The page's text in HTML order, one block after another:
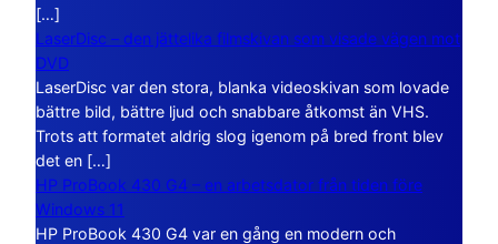
[…]
LaserDisc – den jättelika filmskivan som visade vägen mot
DVD
LaserDisc var den stora, blanka videoskivan som lovade
bättre bild, bättre ljud och snabbare åtkomst än VHS.
Trots att formatet aldrig slog igenom på bred front blev
det en […]
HP ProBook 430 G4 – en arbetsdator från tiden före
Windows 11
HP ProBook 430 G4 var en gång en modern och